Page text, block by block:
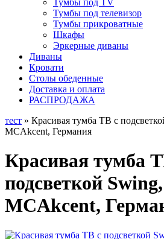
Тумбы под TV
Тумбы под телевизор
Тумбы прикроватные
Шкафы
Эркерные диваны
Диваны
Кровати
Столы обеденные
Доставка и оплата
РАСПРОДАЖА
тест » Красивая тумба ТВ с
MCAkcent, Германия
Красивая тумба
подсветкой
MCAkcent,